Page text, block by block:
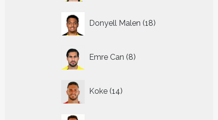
Donyell Malen 18
producten
Emre Can 8
producten
Koke 14
producten